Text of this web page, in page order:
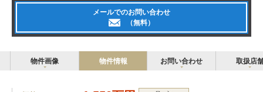
メールでのお問い合わせ
（無料）
物件画像 物件情報 お問い合わせ 取扱店